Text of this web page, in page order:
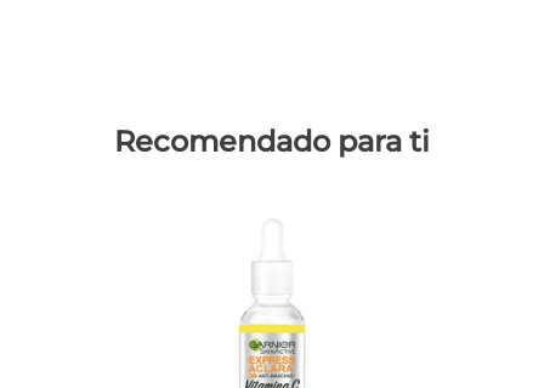
Recomendado para ti